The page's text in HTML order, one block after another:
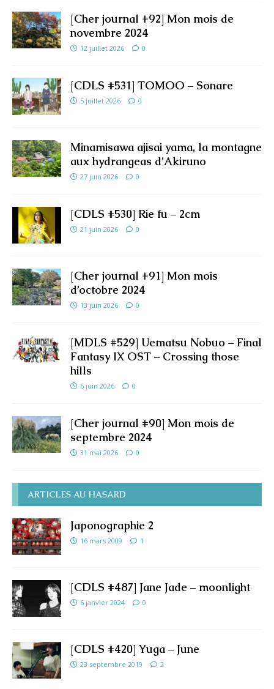
[Cher journal #92] Mon mois de
novembre 2024
12 juillet 2026 0
[CDLS #531] TOMOO – Sonare
5 juillet 2026 0
Minamisawa ajisai yama, la montagne
aux hydrangeas d’Akiruno
27 juin 2026 0
[CDLS #530] Rie fu – 2cm
21 juin 2026 0
[Cher journal #91] Mon mois
d’octobre 2024
13 juin 2026 0
[MDLS #529] Uematsu Nobuo – Final
Fantasy IX OST – Crossing those
hills
6 juin 2026 0
[Cher journal #90] Mon mois de
septembre 2024
31 mai 2026 0
ARTICLES AU HASARD
Japonographie 2
16 mars 2009 1
[CDLS #487] Jane Jade – moonlight
6 janvier 2024 0
[CDLS #420] Yuga – June
23 septembre 2019 2